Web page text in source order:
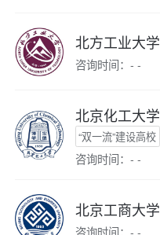
北方工业大学
咨询时间：- -
北京化工大学
“双一流”建设高校
咨询时间：- -
北京工商大学
咨询时间：- -